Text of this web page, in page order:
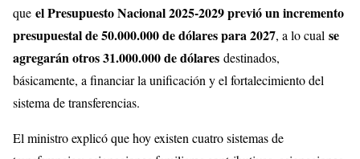
que el Presupuesto Nacional 2025-2029 previó un incremento
presupuestal de 50.000.000 de dólares para 2027, a lo cual se
agregarán otros 31.000.000 de dólares destinados,
básicamente, a financiar la unificación y el fortalecimiento del
sistema de transferencias.
El ministro explicó que hoy existen cuatro sistemas de